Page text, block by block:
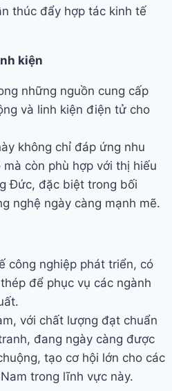
thúc đẩy hợp tác kinh tế
kiện
những nguồn cung cấp
và linh kiện điện tử cho
không chỉ đáp ứng nhu
còn phù hợp với thị hiếu
Đức, đặc biệt trong bối
nghệ ngày càng mạnh mẽ.
công nghiệp phát triển, có
để phục vụ các ngành
với chất lượng đạt chuẩn
đang ngày càng được
tạo cơ hội lớn cho các
trong lĩnh vực này.